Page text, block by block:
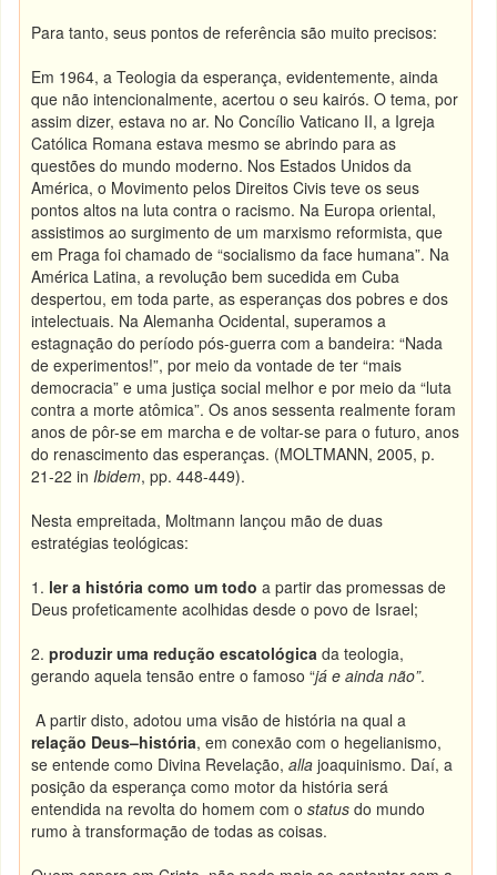
Para tanto, seus pontos de referência são muito precisos:
Em 1964, a Teologia da esperança, evidentemente, ainda
que não intencionalmente, acertou o seu kairós. O tema, por
assim dizer, estava no ar. No Concílio Vaticano II, a Igreja
Católica Romana estava mesmo se abrindo para as
questões do mundo moderno. Nos Estados Unidos da
América, o Movimento pelos Direitos Civis teve os seus
pontos altos na luta contra o racismo. Na Europa oriental,
assistimos ao surgimento de um marxismo reformista, que
em Praga foi chamado de “socialismo da face humana”. Na
América Latina, a revolução bem sucedida em Cuba
despertou, em toda parte, as esperanças dos pobres e dos
intelectuais. Na Alemanha Ocidental, superamos a
estagnação do período pós-guerra com a bandeira: “Nada
de experimentos!”, por meio da vontade de ter “mais
democracia” e uma justiça social melhor e por meio da “luta
contra a morte atômica”. Os anos sessenta realmente foram
anos de pôr-se em marcha e de voltar-se para o futuro, anos
do renascimento das esperanças. (MOLTMANN, 2005, p.
21-22 inIbidem, pp. 448-449).
Nesta empreitada, Moltmann lançou mão de duas
estratégias teológicas:
1. ler a história como um todo a partir das promessas de
Deus profeticamente acolhidas desde o povo de Israel;
2.produzir uma redução escatológica da teologia,
gerando aquela tensão entre o famoso “já e ainda não”.
A partir disto, adotou uma visão de história na qual a
relação Deus–história, em conexão com o hegelianismo,
se entende como Divina Revelação,allajoaquinismo. Daí, a
posição da esperança como motor da história será
entendida na revolta do homem com ostatus do mundo
rumo à transformação de todas as coisas.